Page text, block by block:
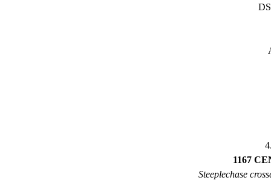
1167
Steeplechase